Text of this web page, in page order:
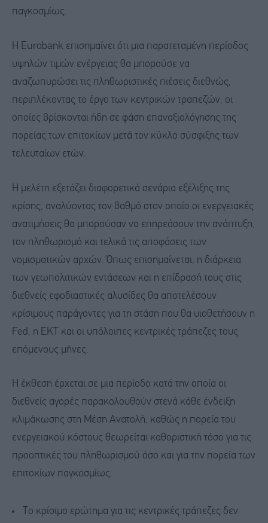
παγκοσμίως.
Η Eurobank επισημαίνει ότι μια παρατεταμένη περίοδος
υψηλών τιμών ενέργειας θα μπορούσε να
αναζωπυρώσει τις πληθωριστικές πιέσεις διεθνώς,
περιπλέκοντας το έργο των κεντρικών τραπεζών, οι
οποίες βρίσκονται ήδη σε φάση επαναξιολόγησης της
πορείας των επιτοκίων μετά τον κύκλο σύσφιξης των
τελευταίων ετών.
Η μελέτη εξετάζει διαφορετικά σενάρια εξέλιξης της
κρίσης, αναλύοντας τον βαθμό στον οποίο οι ενεργειακές
ανατιμήσεις θα μπορούσαν να επηρεάσουν την ανάπτυξη,
τον πληθωρισμό και τελικά τις αποφάσεις των
νομισματικών αρχών. Όπως επισημαίνεται, η διάρκεια
των γεωπολιτικών εντάσεων και η επίδρασή τους στις
διεθνείς εφοδιαστικές αλυσίδες θα αποτελέσουν
κρίσιμους παράγοντες για τη στάση που θα υιοθετήσουν η
Fed, η ΕΚΤ και οι υπόλοιπες κεντρικές τράπεζες τους
επόμενους μήνες.
Η έκθεση έρχεται σε μια περίοδο κατά την οποία οι
διεθνείς αγορές παρακολουθούν στενά κάθε ένδειξη
κλιμάκωσης στη Μέση Ανατολή, καθώς η πορεία του
ενεργειακού κόστους θεωρείται καθοριστική τόσο για τις
προοπτικές του πληθωρισμού όσο και για την πορεία των
επιτοκίων παγκοσμίως.
Το κρίσιμο ερώτημα για τις κεντρικές τράπεζες δεν